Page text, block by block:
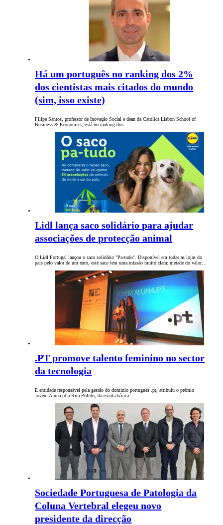
Há um português no ranking dos 2%
dos cientistas mais citados do mundo
(sim, isso existe)
Filipe Santos, professor de Inovação Social e dean da Católica Lisbon School of
Business & Economics, está no ranking dos…
Lidl lança saco solidário para ajudar
associações de protecção animal
O Lidl Portugal lançou o saco solidário "Pa-tudo". Disponível em todas as lojas do
país pelo valor de um euro, este saco tem uma missão muito clara: metade do valor…
.PT promove talento feminino no sector
da tecnologia
E entidade responsável pela gestão do domínio português .pt, atribuiu o prémio
Jovem Aluna.pt a Rita Polido, da escola básica…
Sociedade Portuguesa de Patologia da
Coluna Vertebral elegeu novo
presidente da direcção